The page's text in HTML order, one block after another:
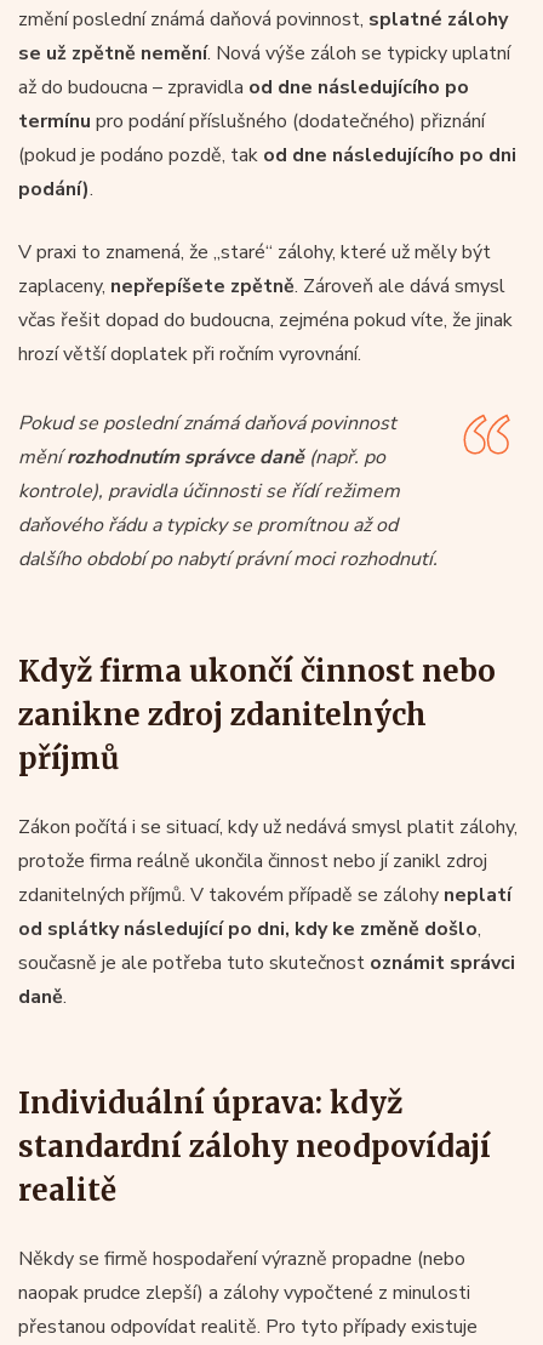
změní poslední známá daňová povinnost, splatné zálohy
se už zpětně nemění. Nová výše záloh se typicky uplatní
až do budoucna – zpravidla od dne následujícího po
termínu pro podání příslušného (dodatečného) přiznání
(pokud je podáno pozdě, tak od dne následujícího po dni
podání).
V praxi to znamená, že „staré“ zálohy, které už měly být
zaplaceny, nepřepíšete zpětně. Zároveň ale dává smysl
včas řešit dopad do budoucna, zejména pokud víte, že jinak
hrozí větší doplatek při ročním vyrovnání.
Pokud se poslední známá daňová povinnost
měnírozhodnutím správce daně(např. po
kontrole), pravidla účinnosti se řídí režimem
daňového řádu a typicky se promítnou až od
dalšího období po nabytí právní moci rozhodnutí.
Když firma ukončí činnost nebo
zanikne zdroj zdanitelných
příjmů
Zákon počítá i se situací, kdy už nedává smysl platit zálohy,
protože firma reálně ukončila činnost nebo jí zanikl zdroj
zdanitelných příjmů. V takovém případě se zálohy neplatí
od splátky následující po dni, kdy ke změně došlo,
současně je ale potřeba tuto skutečnost oznámit správci
daně.
Individuální úprava: když
standardní zálohy neodpovídají
realitě
Někdy se firmě hospodaření výrazně propadne (nebo
naopak prudce zlepší) a zálohy vypočtené z minulosti
přestanou odpovídat realitě. Pro tyto případy existuje